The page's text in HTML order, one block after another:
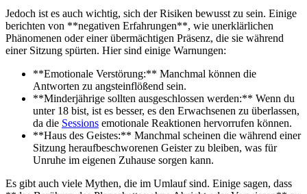
Jedoch ist es auch wichtig, sich der Risiken bewusst zu sein. Einige
berichten von **negativen Erfahrungen**, wie unerklärlichen
Phänomenen oder einer übermächtigen Präsenz, die sie während
einer Sitzung spürten. Hier sind einige Warnungen:
**Emotionale Verstörung:** Manchmal können die
Antworten zu angsteinflößend sein.
**Minderjährige sollten ausgeschlossen werden:** Wenn du
unter 18 bist, ist es besser, es den Erwachsenen zu überlassen,
da die Sessions emotionale Reaktionen hervorrufen können.
**Haus des Geistes:** Manchmal scheinen die während einer
Sitzung heraufbeschworenen Geister zu bleiben, was für
Unruhe im eigenen Zuhause sorgen kann.
Es gibt auch viele Mythen, die im Umlauf sind. Einige sagen, dass